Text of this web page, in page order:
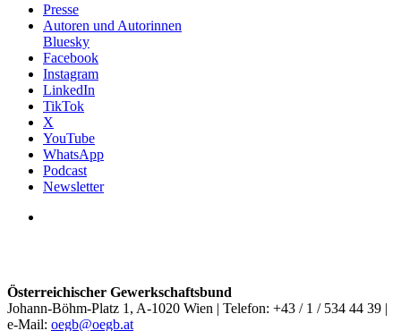
Presse
Autoren und Autorinnen
Bluesky
Facebook
Instagram
LinkedIn
TikTok
X
YouTube
WhatsApp
Podcast
Newsletter
Österreichischer Gewerkschaftsbund
Johann-Böhm-Platz 1, A-1020 Wien | Telefon: +43 / 1 / 534 44 39 |
e-Mail: oegb@oegb.at